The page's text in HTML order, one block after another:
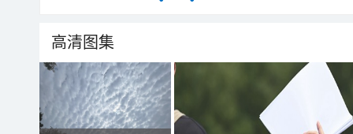
高清图集